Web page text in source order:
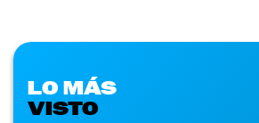
LO MÁS
VISTO